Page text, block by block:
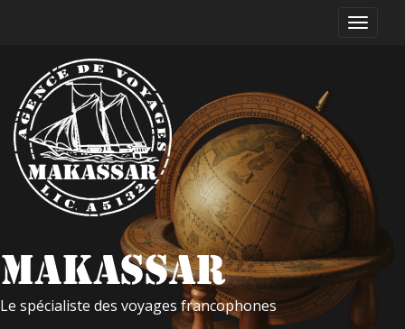
Le spécialiste des voyages francophones